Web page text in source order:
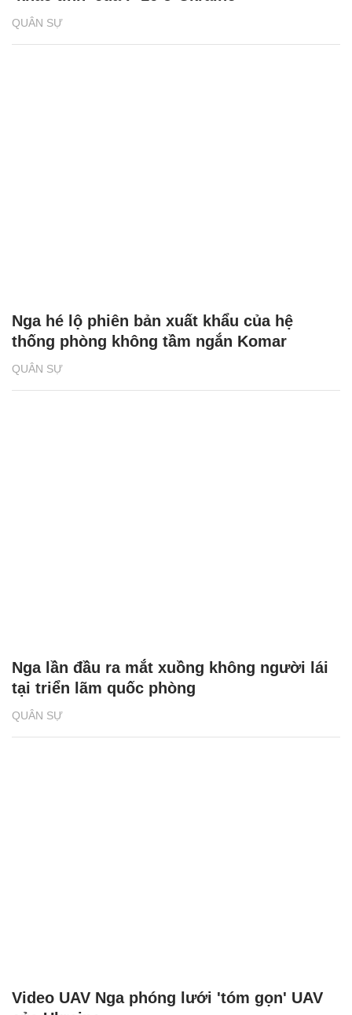
QUÂN SỰ
QUÂN SỰ
Nga hé lộ phiên bản xuất khẩu của hệ
thống phòng không tầm ngắn Komar
QUÂN SỰ
Nga lần đầu ra mắt xuồng không người lái
tại triển lãm quốc phòng
Video UAV Nga phóng lưới 'tóm gọn' UAV